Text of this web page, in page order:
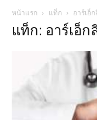
หน้าแรก แท็ก อาร์เอ็
แท็ก: อาร์เอ็ก